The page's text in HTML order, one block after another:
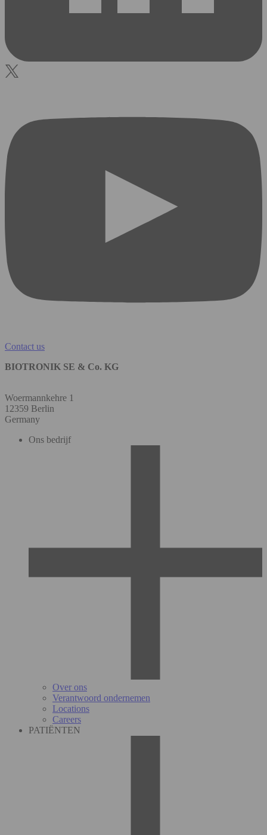
Contact us
BIOTRONIK SE & Co. KG
Woermannkehre 1
12359 Berlin
Germany
Ons bedrijf
Over ons
Verantwoord ondernemen
Locations
Careers
PATIËNTEN